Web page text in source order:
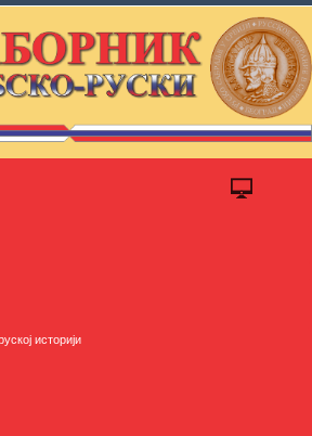
историји